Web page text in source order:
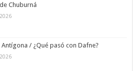
Chuburná
/ ¿Qué pasó con Dafne?